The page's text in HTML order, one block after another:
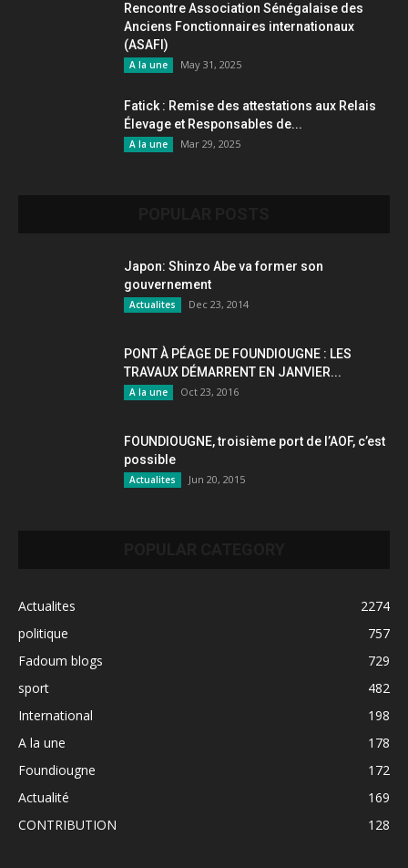
Rencontre Association Sénégalaise des
Anciens Fonctionnaires internationaux
(ASAFI)
A la une May 31, 2025
Fatick : Remise des attestations aux Relais
Élevage et Responsables de...
A la une Mar 29, 2025
Japon: Shinzo Abe va former son
gouvernement
Actualites Dec 23, 2014
PONT À PÉAGE DE FOUNDIOUGNE : LES
TRAVAUX DÉMARRENT EN JANVIER...
A la une Oct 23, 2016
FOUNDIOUGNE, troisième port de l’AOF, c’est
possible
Actualites Jun 20, 2015
Actualites
2274
politique
757
Fadoum blogs
729
sport
482
International
198
A la une
178
Foundiougne
172
Actualité
169
CONTRIBUTION
128